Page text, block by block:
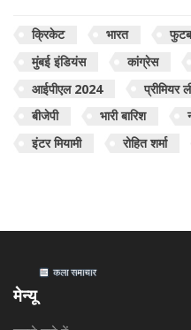
क्रिकेट भारत
मुंबई इंडियंस
कांग्रेस
आईपीएल 2024
प्रीमियर
बीजेपी
भारी बारिश
इंटर मियामी
रोहित शर्मा
मेन्यू